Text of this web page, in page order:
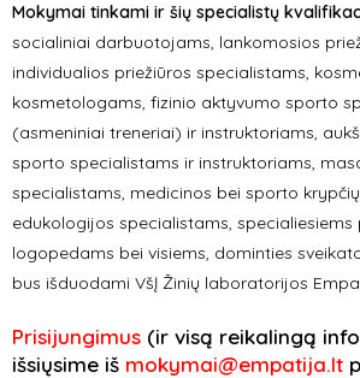
Mokymai tinkami ir šių specialistų
socialiniai darbuotojams, lankomosios
individualios priežiūros specialistams,
kosmetologams, fizinio aktyvumo sporto
(asmeniniai treneriai) ir instruktoriams,
sporto specialistams ir instruktoriams,
specialistams, medicinos bei sporto
edukologijos specialistams,
logopedams bei visiems, dominties
bus išduodami VšĮ Žinių laboratorijos
Prisijungimus (ir visą reikalingą
išsiųsime iš mokymai@empatija.lt